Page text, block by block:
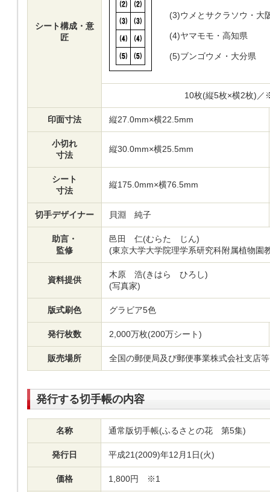
シート構成・意
匠
(3)ウメとサクラソウ・大
(4)ヤマモモ・高知県
(5)ブンゴウメ・大分県
10枚(縦5枚×横2枚)
印面寸法 縦27.0mm×横22.5mm
小切れ
寸法
縦30.0mm×横25.5mm
シート
寸法
縦175.0mm×横76.5mm
切手デザイナー 貝淵 純子
助言・
監修
邑田 仁(むらた じん)
(東京大学大学院理学系研究科附属植物園
資料提供
木原 浩(きはら ひろし)
(写真家)
版式刷色 グラビア5色
発行枚数 2,000万枚(200万シート)
販売場所 全国の郵便局及び郵便事業株式会社支店等
発行する切手帳の内容
名称 通常版切手帳(ふるさとの花 第5集)
発行日 平成21(2009)年12月1日(火)
価格 1,800円 ※1